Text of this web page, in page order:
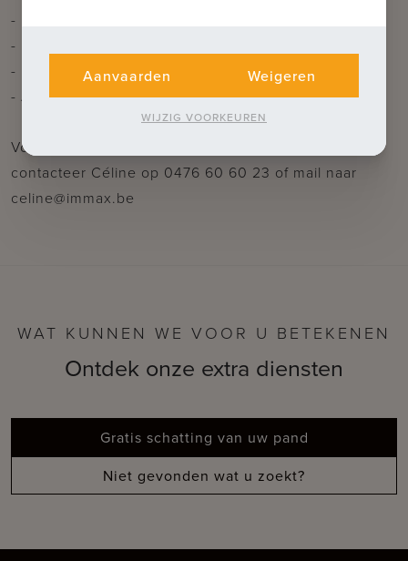
- Kleinschalige en hoogwaardige residentie
- Lichtrijke appartementen met zonnige terrassen
- Private bovengrondse parking
- Aankoop onder 6% btw mogelijk
Voor verdere informatie of vrijblijvend bezoek
contacteer Céline op 0476 60 60 23 of mail naar
celine@immax.be
WAT KUNNEN WE VOOR U BETEKENEN
Ontdek onze extra diensten
Gratis schatting van uw pand
Niet gevonden wat u zoekt?
Aanvaarden Weigeren
WIJZIG VOORKEUREN